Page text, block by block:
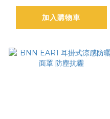
加入購物車